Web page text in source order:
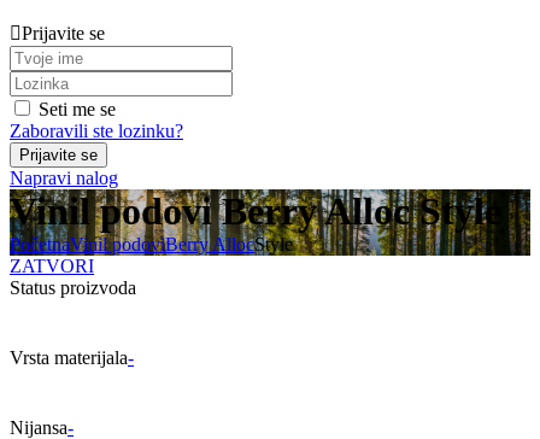
Prijavite se
Seti me se
Zaboravili ste lozinku?
Napravi nalog
Vinil podovi Berry Alloc Style
PočetnaVinil podoviBerry AllocStyle
ZATVORI
Status proizvoda
Vrsta materijala-
Nijansa-